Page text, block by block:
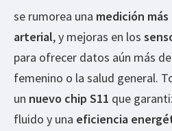
se rumorea una medición
arterial, y mejoras en los
para ofrecer datos aún más
femenino o la salud general.
un nuevo chip S11 que
fluido y una eficiencia